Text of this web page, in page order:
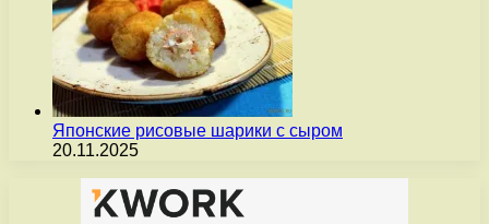
Японские рисовые шарики с сыром
20.11.2025